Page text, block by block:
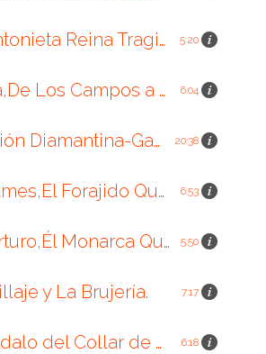
Maria Antonieta Reina Tragica. 5:20
La Boina,De Los Campos a La Revolución. 6:04
Revolución Diamantina-Gabriela Ortiz. 20:38
Jesse James,El Forajido Que Se Convirtió en Leyenda. 6:53
El Rey Arturo,Él Monarca Que No Existió. 5:50
y La Brujería. 7:17
El Escandalo del Collar de Maria Antonieta. 6:18